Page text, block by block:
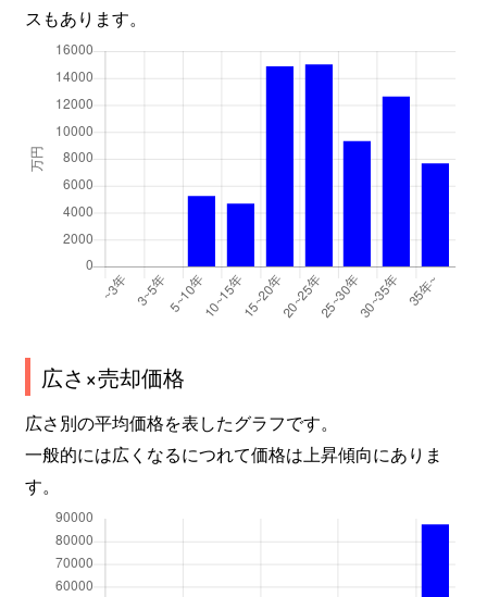
スもあります。
広さ×売却価格
広さ別の平均価格を表したグラフです。
一般的には広くなるにつれて価格は上昇傾向にありま
す。